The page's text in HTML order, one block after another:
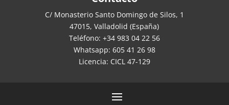
C/ Monasterio Santo Domingo de Silos, 1
47015, Valladolid (España)
Teléfono: +34 983 04 22 56
Whatsapp: 605 41 26 98
Licencia: CICL 47-129